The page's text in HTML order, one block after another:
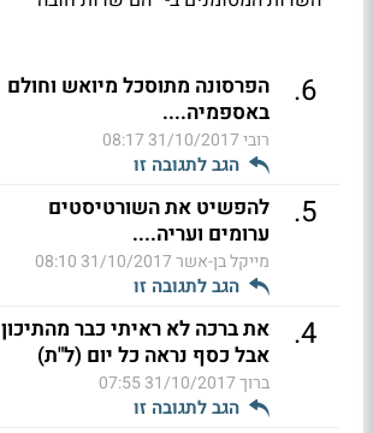
6
.
הפרסונה מתוסכל מיואש וחולם
באספמיה....
רובי31/10/2017 08:17
הגב לתגובה זו
5
.
להפשיט את השורטיסטים
ערומים ועריה....
מייקל בן-אשר31/10/2017 08:10
הגב לתגובה זו
4
.
את ברכה לא ראיתי כבר מהתיכון
אבל כסף נראה כל יום (ל"ת)
ברוך31/10/2017 07:55
הגב לתגובה זו